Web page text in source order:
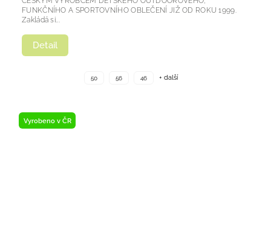
Detail
FUNKČNÍHO A SPORTOVNÍHO OBLEČENÍ JIŽ OD ROKU 1999.
Zakládá si...
50 56 46 + další
Vyrobeno v ČR